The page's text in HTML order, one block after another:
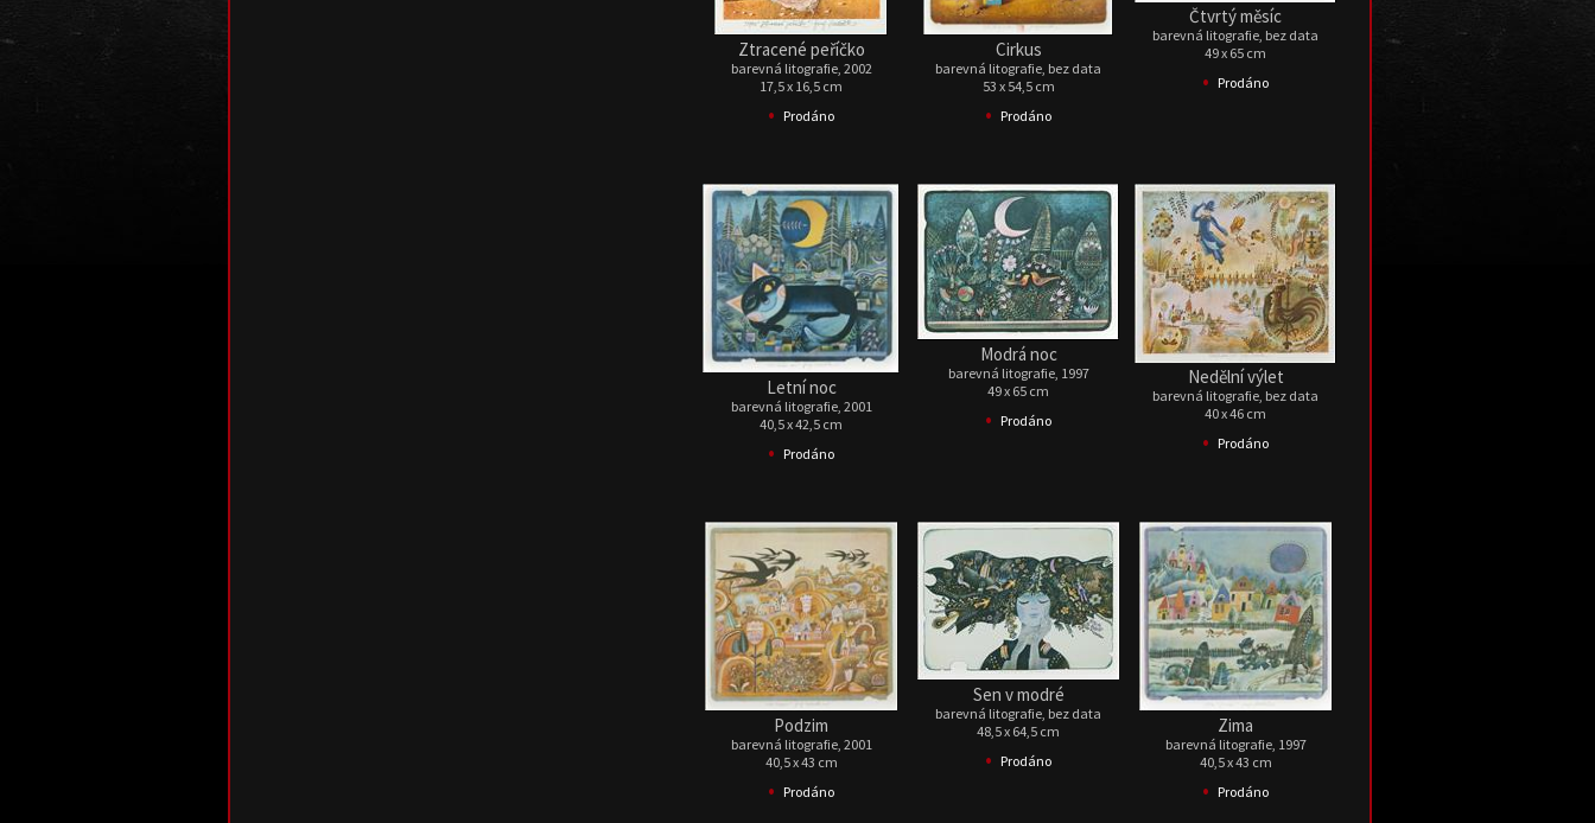
Ztracené peříčko
barevná litografie, 2002
17,5 x 16,5 cm
• Prodáno
Cirkus
barevná litografie, bez data
53 x 54,5 cm
• Prodáno
Čtvrtý měsíc
barevná litografie, bez data
49 x 65 cm
• Prodáno
Letní noc
barevná litografie, 2001
40,5 x 42,5 cm
• Prodáno
Modrá noc
barevná litografie, 1997
49 x 65 cm
• Prodáno
Nedělní výlet
barevná litografie, bez data
40 x 46 cm
• Prodáno
Podzim
barevná litografie, 2001
40,5 x 43 cm
• Prodáno
Sen v modré
barevná litografie, bez data
48,5 x 64,5 cm
• Prodáno
Zima
barevná litografie, 1997
40,5 x 43 cm
• Prodáno